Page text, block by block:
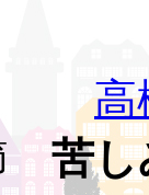
）高
苦